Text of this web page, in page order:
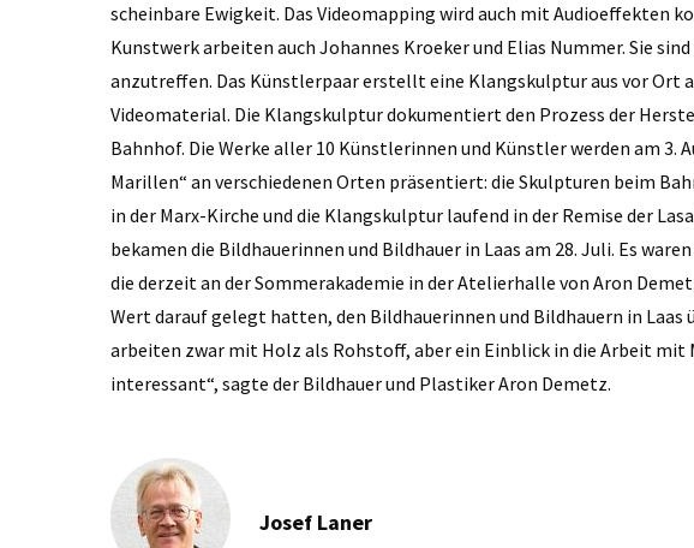
scheinbare Ewigkeit. Das Videomapping wird auch mit Audioeffekten
Kunstwerk arbeiten auch Johannes Kroeker und Elias Nummer. Sie
anzutreffen. Das Künstlerpaar erstellt eine Klangskulptur aus vor Ort
Videomaterial. Die Klangskulptur dokumentiert den Prozess der
Bahnhof. Die Werke aller 10 Künstlerinnen und Künstler werden am 3.
Marillen“ an verschiedenen Orten präsentiert: die Skulpturen beim
in der Marx-Kirche und die Klangskulptur laufend in der Remise der
bekamen die Bildhauerinnen und Bildhauer in Laas am 28. Juli. Es
die derzeit an der Sommerakademie in der Atelierhalle von Aron
Wert darauf gelegt hatten, den Bildhauerinnen und Bildhauern in Laas
arbeiten zwar mit Holz als Rohstoff, aber ein Einblick in die Arbeit mit
interessant“, sagte der Bildhauer und Plastiker Aron Demetz.
Josef Laner